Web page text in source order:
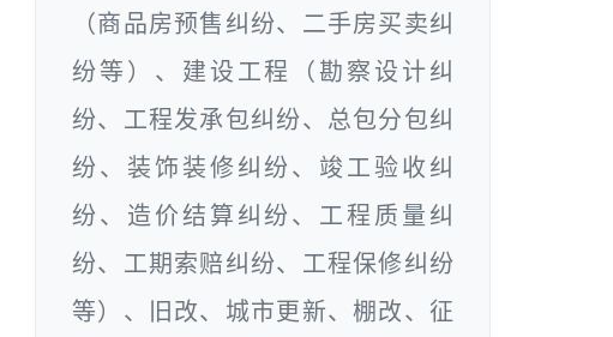
（商品房预售纠纷、二手房买卖纠
纷等）、建设工程（勘察设计纠
纷、工程发承包纠纷、总包分包纠
纷、装饰装修纠纷、竣工验收纠
纷、造价结算纠纷、工程质量纠
纷、工期索赔纠纷、工程保修纠纷
等）、旧改、城市更新、棚改、征